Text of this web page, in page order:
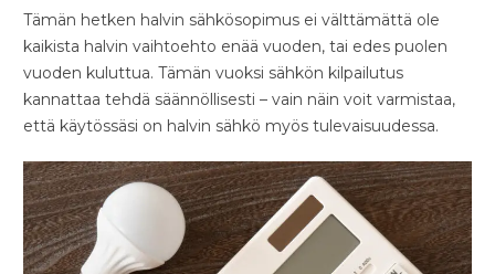
Tämän hetken halvin sähkösopimus ei välttämättä ole
kaikista halvin vaihtoehto enää vuoden, tai edes puolen
vuoden kuluttua. Tämän vuoksi sähkön kilpailutus
kannattaa tehdä säännöllisesti – vain näin voit varmistaa,
että käytössäsi on halvin sähkö myös tulevaisuudessa.